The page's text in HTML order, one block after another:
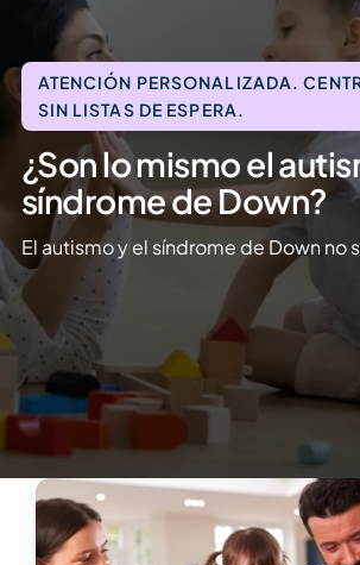
ATENCIÓN PERSONALIZADA.
SIN LISTAS DE ESPERA.
¿Son lo mismo el
síndrome de Down?
El autismo y el síndrome de Down no